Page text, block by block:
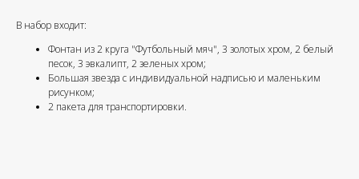
В набор входит:
Фонтан из 2 круга "Футбольный мяч", 3 золотых хром, 2 белый
песок, 3 эвкалипт, 2 зеленых хром;
Большая звезда с индивидуальной надписью и маленьким
рисунком;
2 пакета для транспортировки.